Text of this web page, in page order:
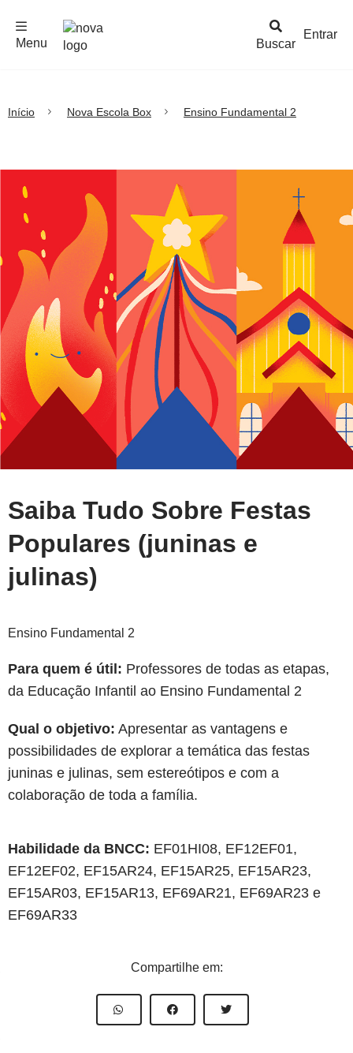
Buscar
Menu
Entrar
Início Nova Escola Box Ensino Fundamental 2
Saiba Tudo Sobre Festas
Populares (juninas e
julinas)
Ensino Fundamental 2
Para quem é útil: Professores de todas as etapas,
da Educação Infantil ao Ensino Fundamental 2
Qual o objetivo: Apresentar as vantagens e
possibilidades de explorar a temática das festas
juninas e julinas, sem estereótipos e com a
colaboração de toda a família.
Habilidade da BNCC: EF01HI08, EF12EF01,
EF12EF02, EF15AR24, EF15AR25, EF15AR23,
EF15AR03, EF15AR13, EF69AR21, EF69AR23 e
EF69AR33
Compartilhe em: